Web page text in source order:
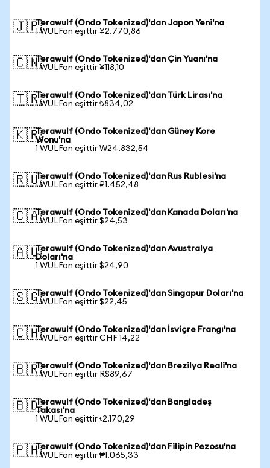
🇯🇵Terawulf (Ondo Tokenized)'dan Japon Yeni'na
1 WULFon eşittir ¥2.770,86
🇨🇳Terawulf (Ondo Tokenized)'dan Çin Yuanı'na
1 WULFon eşittir ¥118,10
🇹🇷Terawulf (Ondo Tokenized)'dan Türk Lirası'na
1 WULFon eşittir ₺834,02
🇰🇷Terawulf (Ondo Tokenized)'dan Güney Kore
Wonu'na
1 WULFon eşittir ₩24.832,54
🇷🇺Terawulf (Ondo Tokenized)'dan Rus Rublesi'na
1 WULFon eşittir ₽1.452,48
🇨🇦Terawulf (Ondo Tokenized)'dan Kanada Doları'na
1 WULFon eşittir $24,53
🇦🇺Terawulf (Ondo Tokenized)'dan Avustralya
Doları'na
1 WULFon eşittir $24,90
🇸🇬Terawulf (Ondo Tokenized)'dan Singapur Doları'na
1 WULFon eşittir $22,45
🇨🇭Terawulf (Ondo Tokenized)'dan İsviçre Frangı'na
1 WULFon eşittir CHF 14,22
🇧🇷Terawulf (Ondo Tokenized)'dan Brezilya Reali'na
1 WULFon eşittir R$89,67
🇧🇩Terawulf (Ondo Tokenized)'dan Bangladeş
Takası'na
1 WULFon eşittir ৳2.170,29
🇵🇭Terawulf (Ondo Tokenized)'dan Filipin Pezosu'na
1 WULFon eşittir ₱1.065,33